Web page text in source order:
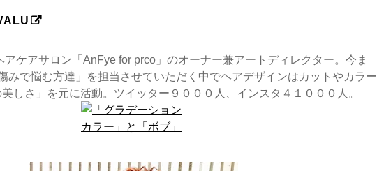
ケアサロン「AnFye for prco」のオーナー兼アートディレクター。今ま
みで悩む方達」を担当させていただく中でヘアデザインはカットやカラー
しさ」を元に活動。ツイッター９０００人、インスタ４１０００人。